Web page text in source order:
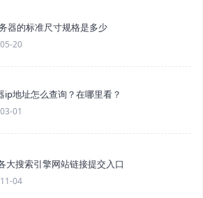
器的标准尺寸规格是多少
20
ip地址怎么查询？在哪里看？
01
大搜索引擎网站链接提交入口
04